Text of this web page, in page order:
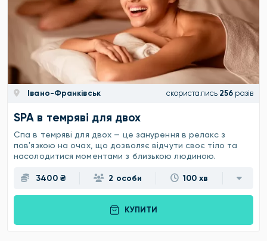
Івано-Франківськ скористались 256 разів
SPA в темряві для двох
Спа в темряві для двох — це занурення в релакс з
повʼязкою на очах, що дозволяє відчути своє тіло та
насолодитися моментами з близькою людиною.
3400 ₴ 2 особи 100 хв
КУПИТИ